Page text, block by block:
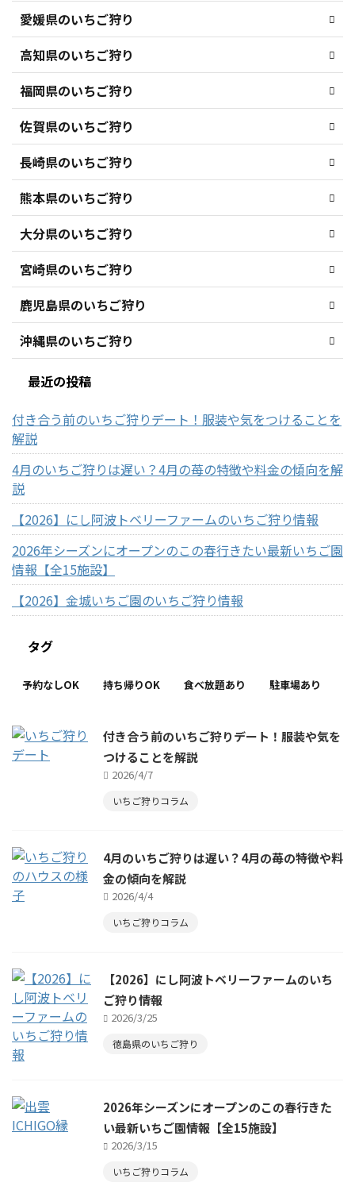
愛媛県のいちご狩り
高知県のいちご狩り
福岡県のいちご狩り
佐賀県のいちご狩り
長崎県のいちご狩り
熊本県のいちご狩り
大分県のいちご狩り
宮崎県のいちご狩り
鹿児島県のいちご狩り
沖縄県のいちご狩り
最近の投稿
付き合う前のいちご狩りデート！服装や気をつけることを
解説
4月のいちご狩りは遅い？4月の苺の特徴や料金の傾向を解
説
【2026】にし阿波トベリーファームのいちご狩り情報
2026年シーズンにオープンのこの春行きたい最新いちご園
情報【全15施設】
【2026】金城いちご園のいちご狩り情報
タグ
予約なしOK 持ち帰りOK 食べ放題あり 駐車場あり
付き合う前のいちご狩りデート！服装や気を
つけることを解説
2026/4/7
いちご狩りコラム
4月のいちご狩りは遅い？4月の苺の特徴や料
金の傾向を解説
2026/4/4
いちご狩りコラム
【2026】にし阿波トベリーファームのいち
ご狩り情報
2026/3/25
徳島県のいちご狩り
2026年シーズンにオープンのこの春行きた
い最新いちご園情報【全15施設】
2026/3/15
いちご狩りコラム